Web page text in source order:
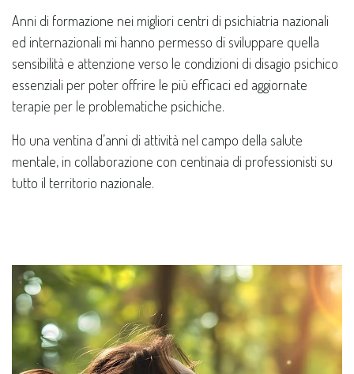
Anni di formazione nei migliori centri di psichiatria nazionali
ed internazionali mi hanno permesso di sviluppare quella
sensibilità e attenzione verso le condizioni di disagio psichico
essenziali per poter offrire le più efficaci ed aggiornate
terapie per le problematiche psichiche.
Ho una ventina d’anni di attività nel campo della salute
mentale, in collaborazione con centinaia di professionisti su
tutto il territorio nazionale.